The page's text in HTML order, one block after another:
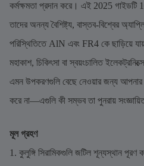
কর্মক্ষমতা প্রদান করে। এই 2025 গাইডটি
তাদের অনন্য বৈশিষ্ট্য, বাস্তব-বিশ্বের
পরিস্থিতিতে AlN এবং FR4 কে ছাড়িয়ে
মহাকাশ, চিকিৎসা বা স্বয়ংচালিত
এমন উপকরণগুলি বেছে নেওয়ার জন্য আপনার
করে না—এগুলি কী সম্ভব তা পুনরায়
মূল গ্রহণ
1. কুলুঙ্গি সিরামিকগুলি জটিল শূন্যস্থান